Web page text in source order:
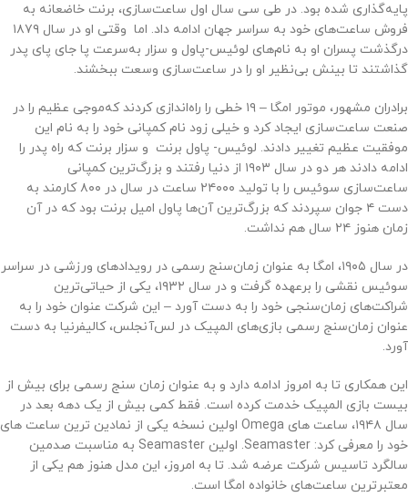
پایه‌گذاری شده بود. در طی سی سال اول ساعت‌سازی، برنت خاضعانه به
فروش ساعت‌های خود به سراسر جهان ادامه داد. اما وقتی او در سال ۱۸۷۹
درگذشت پسران او به نام‌های لوئیس-پاول و سزار به‌سرعت پا جای پای پدر
گذاشتند تا بینش بی‌نظیر او را در ساعت‌سازی وسعت ببخشند.
برادران مشهور، موتور امگا – ۱۹ خطی را راه‌اندازی کردند که‌موجی عظیم را در
صنعت ساعت‌سازی ایجاد کرد و خیلی زود نام کمپانی خود را به نام این
موفقیت عظیم تغییر دادند. لوئیس- پاول برنت و سزار برنت که راه پدر را
ادامه دادند هر دو در سال ۱۹۰۳ از دنیا رفتند و بزرگ‌ترین کمپانی
ساعت‌سازی سوئیس را با تولید ۲۴۰۰۰ ساعت در سال در ۸۰۰ کارمند به
دست ۴ جوان سپردند که بزرگ‌ترین آن‌ها پاول امیل برنت بود که در آن
زمان هنوز ۲۴ سال هم نداشت.
در سال ۱۹۰۵، امگا به عنوان زمان‌سنج رسمی در رویدادهای ورزشی در سراسر
سوئیس نقشی را برعهده گرفت و در سال ۱۹۳۲، یکی از حیاتی‌ترین
شراکت‌های زمان‌سنجی خود را به دست آورد – این شرکت عنوان خود را به
عنوان زمان‌سنج رسمی بازی‌های المپیک در لس‌آنجلس، کالیفرنیا به دست
آورد.
این همکاری تا به امروز ادامه دارد و به عنوان زمان سنج رسمی برای بیش از
بیست بازی المپیک خدمت کرده است. فقط کمی بیش از یک دهه بعد در
سال ۱۹۴۸، ساعت های Omega اولین نسخه یکی از نمادین ترین ساعت های
خود را معرفی کرد: Seamaster. اولین Seamaster به مناسبت صدمین
سالگرد تاسیس شرکت عرضه شد. تا به امروز، این مدل هنوز هم یکی از
معتبرترین ساعت‌های خانواده امگا است.